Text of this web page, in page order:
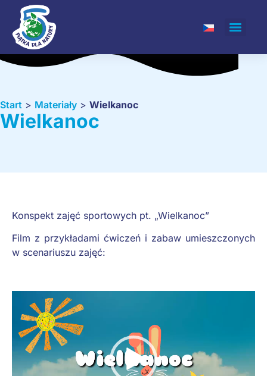
Start > Materiały > Wielkanoc
Wielkanoc
Konspekt zajęć sportowych pt. „Wielkanoc”
Film z przykładami ćwiczeń i zabaw umieszczonych
w scenariuszu zajęć:
Odtwarzacz
video